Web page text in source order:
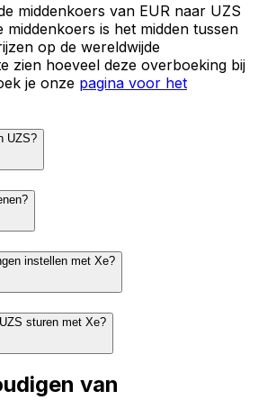
middenkoers van EUR naar UZS
middenkoers is het midden tussen
op de wereldwijde
zien hoeveel deze overboeking bij
je onze pagina voor het
UZS?
instellen met Xe?
sturen met Xe?
van